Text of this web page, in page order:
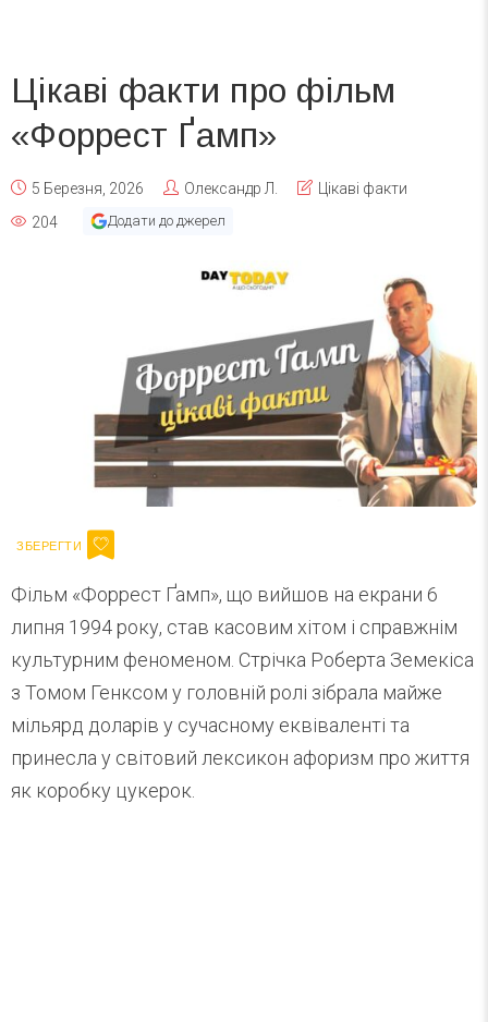
Цікаві факти про фільм
«Форрест Ґамп»
5 Березня, 2026 Олександр Л.
Цікаві факти
204
Додати до джерел
Фільм «Форрест Ґамп», що вийшов на екрани 6
липня 1994 року, став касовим хітом і справжнім
культурним феноменом. Стрічка Роберта Земекіса
з Томом Генксом у головній ролі зібрала майже
мільярд доларів у сучасному еквіваленті та
принесла у світовий лексикон афоризм про життя
як коробку цукерок.